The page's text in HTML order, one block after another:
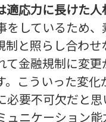
応力に長けた人
をしているため
制と照らし合わ
て金融規制に変
。こういった変
必要不可欠だと
ュニケーション